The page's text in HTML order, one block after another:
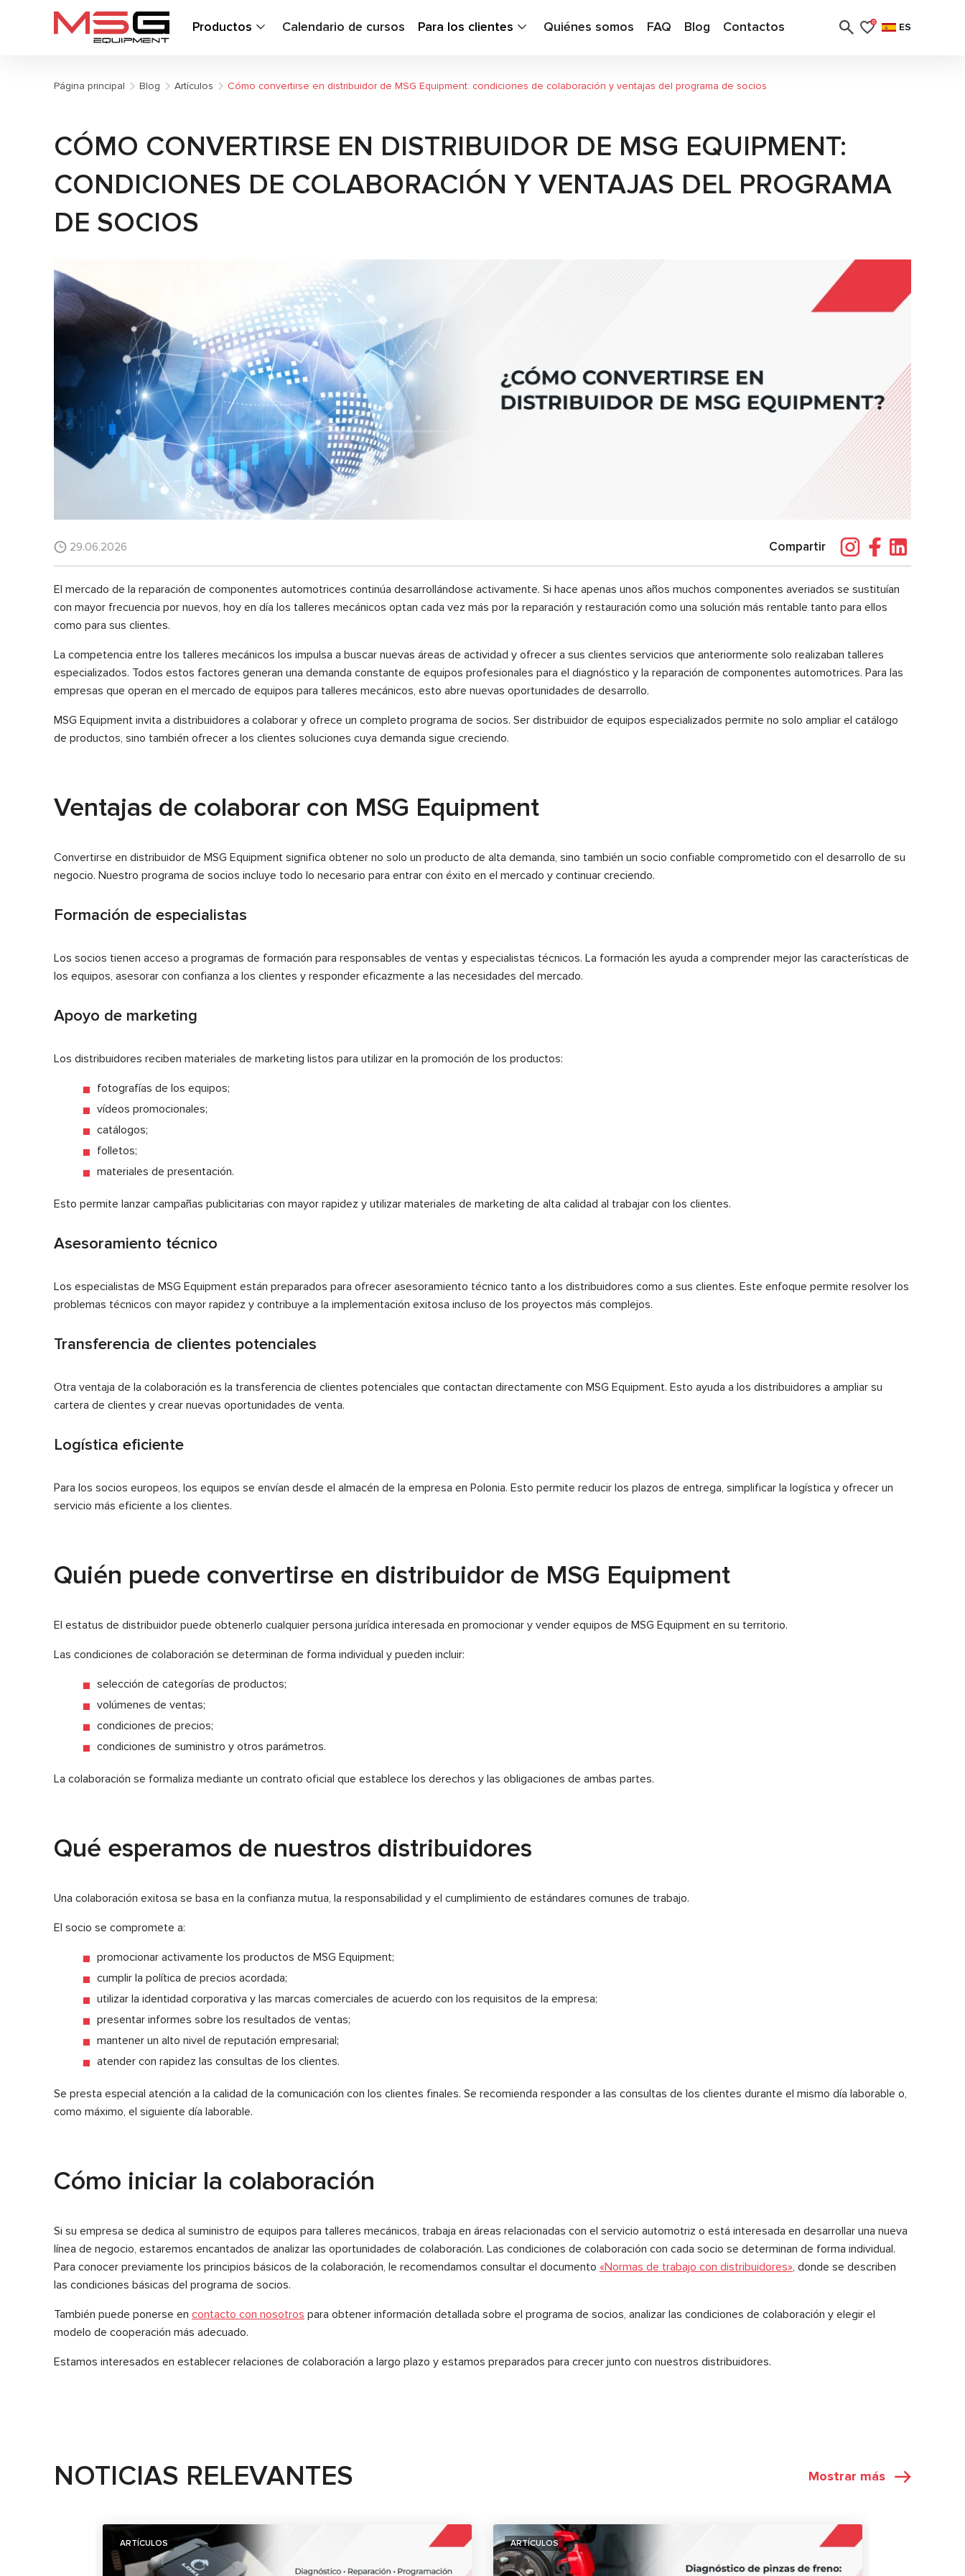
Productos Calendario de cursos Para los clientes Quiénes somos FAQ Blog Contactos 0 ES
Página principal Blog Artículos Cómo convertirse en distribuidor de MSG Equipment: condiciones de colaboración y ventajas del programa de socios
CÓMO CONVERTIRSE EN DISTRIBUIDOR DE MSG EQUIPMENT:
CONDICIONES DE COLABORACIÓN Y VENTAJAS DEL PROGRAMA
DE SOCIOS
29.06.2026 Compartir
El mercado de la reparación de componentes automotrices continúa desarrollándose activamente. Si hace apenas unos años muchos componentes averiados se sustituían
con mayor frecuencia por nuevos, hoy en día los talleres mecánicos optan cada vez más por la reparación y restauración como una solución más rentable tanto para ellos
como para sus clientes.
La competencia entre los talleres mecánicos los impulsa a buscar nuevas áreas de actividad y ofrecer a sus clientes servicios que anteriormente solo realizaban talleres
especializados. Todos estos factores generan una demanda constante de equipos profesionales para el diagnóstico y la reparación de componentes automotrices. Para las
empresas que operan en el mercado de equipos para talleres mecánicos, esto abre nuevas oportunidades de desarrollo.
MSG Equipment invita a distribuidores a colaborar y ofrece un completo programa de socios. Ser distribuidor de equipos especializados permite no solo ampliar el catálogo
de productos, sino también ofrecer a los clientes soluciones cuya demanda sigue creciendo.
Ventajas de colaborar con MSG Equipment
Convertirse en distribuidor de MSG Equipment significa obtener no solo un producto de alta demanda, sino también un socio confiable comprometido con el desarrollo de su
negocio. Nuestro programa de socios incluye todo lo necesario para entrar con éxito en el mercado y continuar creciendo.
Formación de especialistas
Los socios tienen acceso a programas de formación para responsables de ventas y especialistas técnicos. La formación les ayuda a comprender mejor las características de
los equipos, asesorar con confianza a los clientes y responder eficazmente a las necesidades del mercado.
Apoyo de marketing
Los distribuidores reciben materiales de marketing listos para utilizar en la promoción de los productos:
fotografías de los equipos;
vídeos promocionales;
catálogos;
folletos;
materiales de presentación.
Esto permite lanzar campañas publicitarias con mayor rapidez y utilizar materiales de marketing de alta calidad al trabajar con los clientes.
Asesoramiento técnico
Los especialistas de MSG Equipment están preparados para ofrecer asesoramiento técnico tanto a los distribuidores como a sus clientes. Este enfoque permite resolver los
problemas técnicos con mayor rapidez y contribuye a la implementación exitosa incluso de los proyectos más complejos.
Transferencia de clientes potenciales
Otra ventaja de la colaboración es la transferencia de clientes potenciales que contactan directamente con MSG Equipment. Esto ayuda a los distribuidores a ampliar su
cartera de clientes y crear nuevas oportunidades de venta.
Logística eficiente
Para los socios europeos, los equipos se envían desde el almacén de la empresa en Polonia. Esto permite reducir los plazos de entrega, simplificar la logística y ofrecer un
servicio más eficiente a los clientes.
Quién puede convertirse en distribuidor de MSG Equipment
El estatus de distribuidor puede obtenerlo cualquier persona jurídica interesada en promocionar y vender equipos de MSG Equipment en su territorio.
Las condiciones de colaboración se determinan de forma individual y pueden incluir:
selección de categorías de productos;
volúmenes de ventas;
condiciones de precios;
condiciones de suministro y otros parámetros.
La colaboración se formaliza mediante un contrato oficial que establece los derechos y las obligaciones de ambas partes.
Qué esperamos de nuestros distribuidores
Una colaboración exitosa se basa en la confianza mutua, la responsabilidad y el cumplimiento de estándares comunes de trabajo.
El socio se compromete a:
promocionar activamente los productos de MSG Equipment;
cumplir la política de precios acordada;
utilizar la identidad corporativa y las marcas comerciales de acuerdo con los requisitos de la empresa;
presentar informes sobre los resultados de ventas;
mantener un alto nivel de reputación empresarial;
atender con rapidez las consultas de los clientes.
Se presta especial atención a la calidad de la comunicación con los clientes finales. Se recomienda responder a las consultas de los clientes durante el mismo día laborable o,
como máximo, el siguiente día laborable.
Cómo iniciar la colaboración
Si su empresa se dedica al suministro de equipos para talleres mecánicos, trabaja en áreas relacionadas con el servicio automotriz o está interesada en desarrollar una nueva
línea de negocio, estaremos encantados de analizar las oportunidades de colaboración. Las condiciones de colaboración con cada socio se determinan de forma individual.
Para conocer previamente los principios básicos de la colaboración, le recomendamos consultar el documento «Normas de trabajo con distribuidores», donde se describen
las condiciones básicas del programa de socios.
También puede ponerse en contacto con nosotros para obtener información detallada sobre el programa de socios, analizar las condiciones de colaboración y elegir el
modelo de cooperación más adecuado.
Estamos interesados en establecer relaciones de colaboración a largo plazo y estamos preparados para crecer junto con nuestros distribuidores.
NOTICIAS RELEVANTES Mostrar más
ARTÍCULOS ARTÍCULOS